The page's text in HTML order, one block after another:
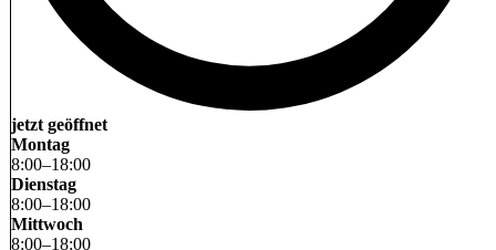
jetzt geöffnet
Montag
8:00–18:00
Dienstag
8:00–18:00
Mittwoch
8:00–18:00